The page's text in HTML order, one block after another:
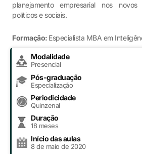
planejamento empresarial nos novos
políticos e sociais.
Formação: Especialista MBA em
Modalidade
Presencial
Pós-graduação
Especialização
Periodicidade
Quinzenal
Duração
18 meses
Início das aulas
8 de maio de 2020